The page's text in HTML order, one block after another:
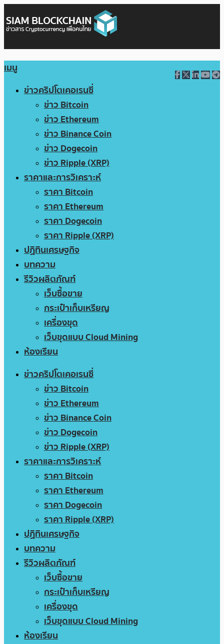
เมนู
ข่าวคริปโตเคอเรนซี่
ข่าว Bitcoin
ข่าว Ethereum
ข่าว Binance Coin
ข่าว Dogecoin
ข่าว Ripple (XRP)
ราคาและการวิเคราะห์
ราคา Bitcoin
ราคา Ethereum
ราคา Dogecoin
ราคา Ripple (XRP)
ปฏิทินเศรษฐกิจ
บทความ
รีวิวผลิตภัณฑ์
เว็บซื้อขาย
กระเป๋าเก็บเหรียญ
เครื่องขุด
เว็บขุดแบบ Cloud Mining
ห้องเรียน
ข่าวคริปโตเคอเรนซี่
ข่าว Bitcoin
ข่าว Ethereum
ข่าว Binance Coin
ข่าว Dogecoin
ข่าว Ripple (XRP)
ราคาและการวิเคราะห์
ราคา Bitcoin
ราคา Ethereum
ราคา Dogecoin
ราคา Ripple (XRP)
ปฏิทินเศรษฐกิจ
บทความ
รีวิวผลิตภัณฑ์
เว็บซื้อขาย
กระเป๋าเก็บเหรียญ
เครื่องขุด
เว็บขุดแบบ Cloud Mining
ห้องเรียน